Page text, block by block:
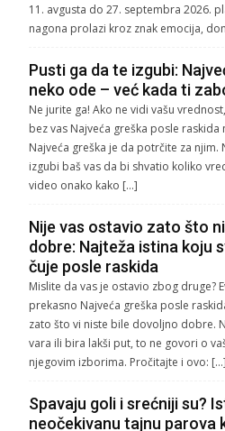
11. avgusta do 27. septembra 2026.
nagona prolazi kroz znak emocija,
Pusti ga da te izgubi:
neko ode – već kada ti
Ne jurite ga! Ako ne vidi vašu
bez vas Najveća greška posle
Najveća greška je da potrčite za
izgubi baš vas da bi shvatio koliko
video onako kako […]
Nije vas ostavio zato što
dobre: Najteža istina koju
čuje posle raskida
Mislite da vas je ostavio zbog druge?
prekasno Najveća greška posle
zato što vi niste bile dovoljno dobre.
vara ili bira lakši put, to ne govori o
njegovim izborima. Pročitajte i ovo: […]
Spavaju goli i srećniji su?
neočekivanu tajnu parova